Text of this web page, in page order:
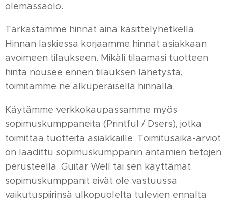
olemassaolo.
Tarkastamme hinnat aina käsittelyhetkellä.
Hinnan laskiessa korjaamme hinnat asiakkaan
avoimeen tilaukseen. Mikäli tilaamasi tuotteen
hinta nousee ennen tilauksen lähetystä,
toimitamme ne alkuperäisellä hinnalla.
Käytämme verkkokaupassamme myös
sopimuskumppaneita (Printful / Dsers), jotka
toimittaa tuotteita asiakkaille. Toimitusaika-arviot
on laadittu sopimuskumppanin antamien tietojen
perusteella. Guitar Well tai sen käyttämät
sopimuskumppanit eivät ole vastuussa
vaikutuspiirinsä ulkopuolelta tulevien ennalta